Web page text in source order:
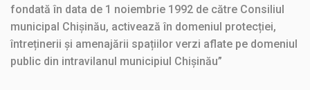
fondată în data de 1 noiembrie 1992 de către Consiliul
municipal Chișinău, activează în domeniul protecției,
întreținerii și amenajării spațiilor verzi aflate pe domeniul
public din intravilanul municipiul Chișinău”